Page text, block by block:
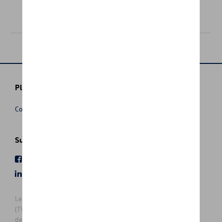
Plus d'informations
Conditions de vente
Suivez nous
Les prix affichés sur le présent site sont des prix recommandés
(TVAc), hors éventuels frais de montage. Pour connaitre le prix
de vente actuel et les éventuels frais de montage, veuillez